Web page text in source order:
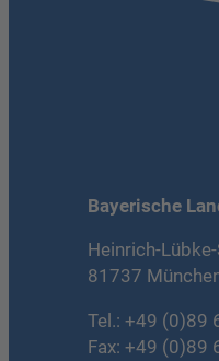
Bayerische
Heinrich-
81737
Tel.: +49 (0)89
Fax: +49 (0)89